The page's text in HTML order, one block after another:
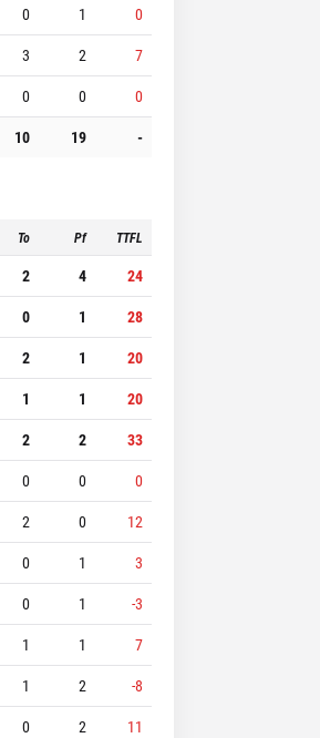
0 1
0
3 2
7
0 0
0
10 19 -
To Pf TTFL
2 4
24
0 1
28
2 1
20
1 1
20
2 2
33
0 0
0
2 0
12
0 1
3
0 1
-3
1 1
7
1 2
-8
0 2
11